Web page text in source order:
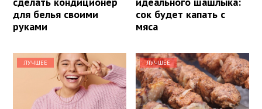
для белья своими
руками
сок будет капать с
мяса
ЛУЧШЕЕ ЛУЧШЕЕ